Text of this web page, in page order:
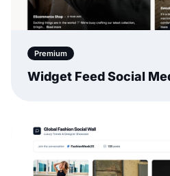
Premium
Widget Feed Social